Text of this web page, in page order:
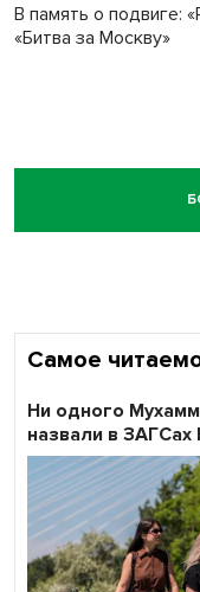
В память о подвиге:
«Битва за Москву»
Самое
Ни одного
назвали в ЗАГСах